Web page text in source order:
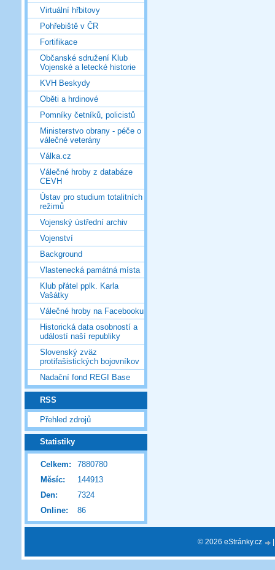
Virtuální hřbitovy
Pohřebiště v ČR
Fortifikace
Občanské sdružení Klub
Vojenské a letecké historie
KVH Beskydy
Oběti a hrdinové
Pomníky četníků, policistů
Ministerstvo obrany - péče o
válečné veterány
Válka.cz
Válečné hroby z databáze
CEVH
Ústav pro studium totalitních
režimů
Vojenský ústřední archiv
Vojenství
Background
Vlastenecká památná místa
Klub přátel pplk. Karla
Vašátky
Válečné hroby na Facebooku
Historická data osobností a
událostí naší republiky
Slovenský zväz
protifašistických bojovníkov
Nadační fond REGI Base
RSS
Přehled zdrojů
Statistiky
Online: 86
Celkem:
7880780
Měsíc:
144913
Den:
7324
© 2026 eStránky.cz